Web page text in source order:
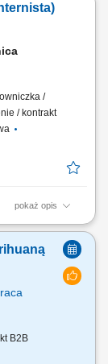
działań
/
/ kontrakt
pokaż opis
działań
działań
B2B